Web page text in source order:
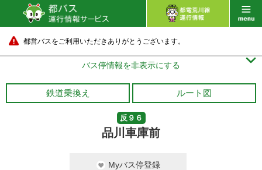
都営バスをご利用いただきありがとうございます。
バス停情報を非表示にする 
鉄道乗換え ルート図
反９６
品川車庫前
Myバス停登録